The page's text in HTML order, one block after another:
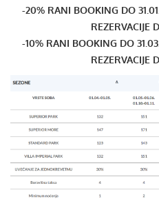
-20% RANI BOOKING DO
REZERVACIJE
-10% RANI BOOKING DO
REZERVACIJE